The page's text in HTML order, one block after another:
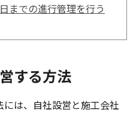
までの進行管理を行う
する方法
は、自社設営と施工会社